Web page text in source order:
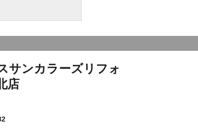
サンカラーズリフォ
店